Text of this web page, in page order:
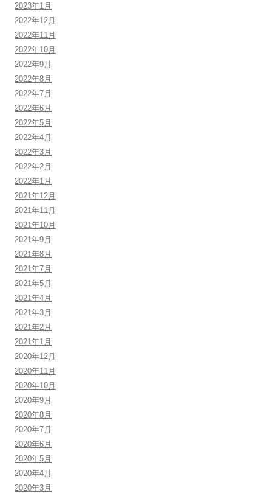
2023年1月
2022年12月
2022年11月
2022年10月
2022年9月
2022年8月
2022年7月
2022年6月
2022年5月
2022年4月
2022年3月
2022年2月
2022年1月
2021年12月
2021年11月
2021年10月
2021年9月
2021年8月
2021年7月
2021年5月
2021年4月
2021年3月
2021年2月
2021年1月
2020年12月
2020年11月
2020年10月
2020年9月
2020年8月
2020年7月
2020年6月
2020年5月
2020年4月
2020年3月